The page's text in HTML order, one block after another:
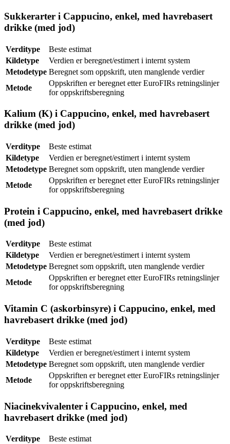
Sukkerarter i Cappucino, enkel, med havrebasert
drikke (med jod)
Verditype
Beste estimat
Kildetype
Verdien er beregnet/estimert i internt system
Metodetype Beregnet som oppskrift, uten manglende verdier
Metode
Oppskriften er beregnet etter EuroFIRs retningslinjer
for oppskriftsberegning
Kalium (K) i Cappucino, enkel, med havrebasert
drikke (med jod)
Verditype
Beste estimat
Kildetype
Verdien er beregnet/estimert i internt system
Metodetype Beregnet som oppskrift, uten manglende verdier
Metode
Oppskriften er beregnet etter EuroFIRs retningslinjer
for oppskriftsberegning
Protein i Cappucino, enkel, med havrebasert drikke
(med jod)
Verditype
Beste estimat
Kildetype
Verdien er beregnet/estimert i internt system
Metodetype Beregnet som oppskrift, uten manglende verdier
Metode
Oppskriften er beregnet etter EuroFIRs retningslinjer
for oppskriftsberegning
Vitamin C (askorbinsyre) i Cappucino, enkel, med
havrebasert drikke (med jod)
Verditype
Beste estimat
Kildetype
Verdien er beregnet/estimert i internt system
Metodetype Beregnet som oppskrift, uten manglende verdier
Metode
Oppskriften er beregnet etter EuroFIRs retningslinjer
for oppskriftsberegning
Niacinekvivalenter i Cappucino, enkel, med
havrebasert drikke (med jod)
Verditype
Beste estimat